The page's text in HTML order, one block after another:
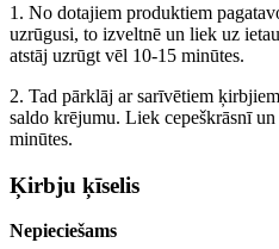
1. No dotajiem produktiem
uzrūgusi, to izveltnē un liek uz
atstāj uzrūgt vēl 10-15 minūtes.
2. Tad pārklāj ar sarīvētiem
saldo krējumu. Liek cepeškrāsnī
minūtes.
Ķirbju ķīselis
Nepieciešams